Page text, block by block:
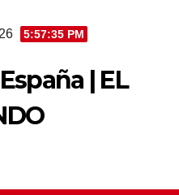
5:57:36 PM
| EL